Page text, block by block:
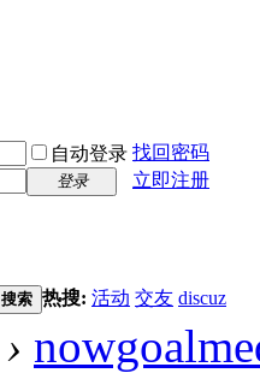
自动登录 找回密码
登录
立即注册
搜索 热搜: 活动 交友 discuz
›